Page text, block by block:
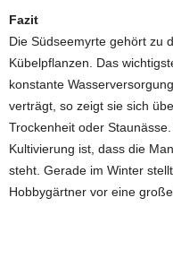
Fazit
Die Südseemyrte gehört zu
Kübelpflanzen. Das
konstante
verträgt, so zeigt sie sich
Trockenheit oder
Kultivierung ist, dass die
steht. Gerade im Winter
Hobbygärtner vor eine